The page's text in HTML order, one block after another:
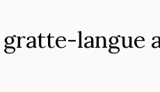
langue